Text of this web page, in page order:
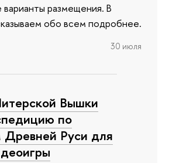
варианты размещения. В
обо всем подробнее.
30 июля
Вышки
по
Древней Руси для